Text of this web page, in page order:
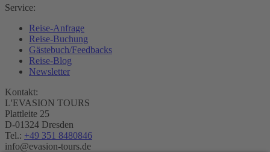
Service:
Reise-Anfrage
Reise-Buchung
Gästebuch/Feedbacks
Reise-Blog
Newsletter
Kontakt:
L'EVASION TOURS
Plattleite 25
D-01324 Dresden
Tel.: +49 351 8480846
info@evasion-tours.de